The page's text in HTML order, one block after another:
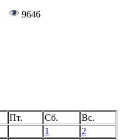
9646
Пт. Сб.
Вс.
1
2